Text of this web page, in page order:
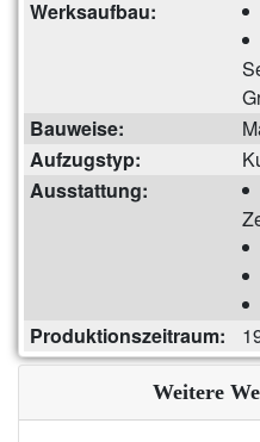
Werksaufbau:
Bauweise:
Aufzugstyp:
Ausstattung:
Produktionszeitraum:
Weitere